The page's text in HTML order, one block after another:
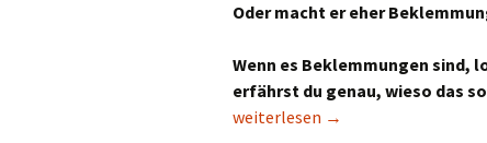
Oder macht er eher
Wenn es Beklemmungen sind,
erfährst du genau, wieso das
Nichts wird wieder so sein, wie es
weiterlesen →